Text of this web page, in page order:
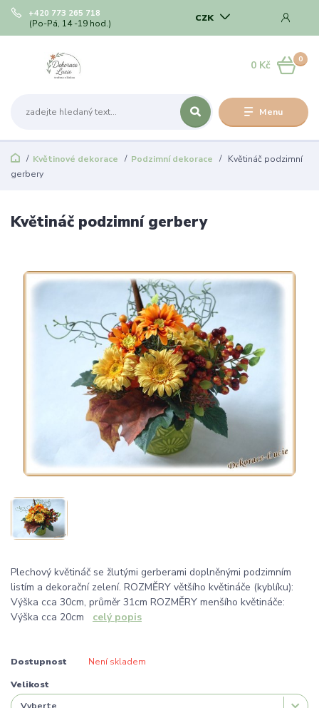
Menu
CZK
+420 773 265 718
(Po-Pá, 14 -19 hod.)
0
0 Kč
Květinové dekorace Podzimní dekorace
Květináč podzimní
gerbery
Květináč podzimní gerbery
Plechový květináč se žlutými gerberami doplněnými podzimním
listím a dekorační zelení. ROZMĚRY většího květináče (kyblíku):
Výška cca 30cm, průměr 31cm ROZMĚRY menšího květináče:
Výška cca 20cm celý popis
Dostupnost Není skladem
Velikost